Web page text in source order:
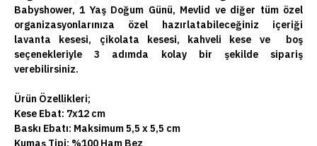
Babyshower, 1 Yaş Doğum Günü, Mevlid ve diğer tüm özel
organizasyonlarınıza özel hazırlatabileceğiniz içeriği
lavanta kesesi, çikolata kesesi, kahveli kese ve boş
seçenekleriyle 3 adımda kolay bir şekilde sipariş
verebilirsiniz.
Ürün Özellikleri;
Kese Ebat: 7x12 cm
Baskı Ebatı: Maksimum 5,5 x 5,5 cm
Kumaş Tipi: %100 Ham Bez